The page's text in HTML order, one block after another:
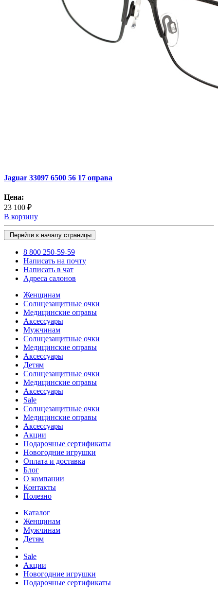
Jaguar 33097 6500 56 17 оправа
Цена:
23 100 ₽
В корзину
Перейти к началу страницы
8 800 250-59-59
Написать на почту
Написать в чат
Адреса салонов
Женщинам
Солнцезащитные очки
Медицинские оправы
Аксессуары
Мужчинам
Солнцезащитные очки
Медицинские оправы
Аксессуары
Детям
Солнцезащитные очки
Медицинские оправы
Аксессуары
Sale
Солнцезащитные очки
Медицинские оправы
Аксессуары
Акции
Подарочные сертификаты
Новогодние игрушки
Оплата и доставка
Блог
О компании
Контакты
Полезно
Каталог
Женщинам
Мужчинам
Детям
Sale
Акции
Новогодние игрушки
Подарочные сертификаты